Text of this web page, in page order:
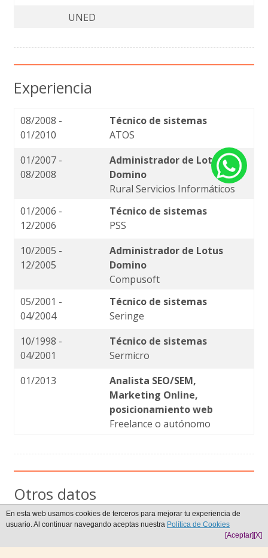
UNED
Experiencia
08/2008 -
01/2010
Técnico de sistemas
ATOS
01/2007 -
08/2008
Administrador de Lotus
Domino
Rural Servicios Informáticos
01/2006 -
12/2006
Técnico de sistemas
PSS
10/2005 -
12/2005
Administrador de Lotus
Domino
Compusoft
05/2001 -
04/2004
Técnico de sistemas
Seringe
10/1998 -
04/2001
Técnico de sistemas
Sermicro
01/2013
Analista SEO/SEM,
Marketing Online,
posicionamiento web
Freelance o autónomo
Otros datos
Dispongo de carnet de conducir B. Analista SEO/SEM,
Marketing Online, Social Media, posicionamiento Web, tengo
experiencia como informático de más de 12 años en el campo
En esta web usamos cookies de terceros para mejorar tu experiencia de
usuario. Al continuar navegando aceptas nuestra Política de Cookies
[X]
[Aceptar]